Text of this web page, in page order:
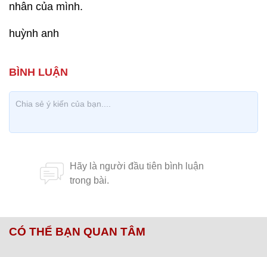
nhân của mình.
huỳnh anh
CÓ THỂ BẠN QUAN TÂM